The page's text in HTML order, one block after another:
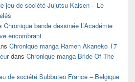
jeu de société Jujutsu Kaisen – Le
Chronique bande dessinée L’Académie
encombrant
Chronique manga Ramen Akaneko T7
dans Chronique manga Bride Of The
de société Subbuteo France – Belgique